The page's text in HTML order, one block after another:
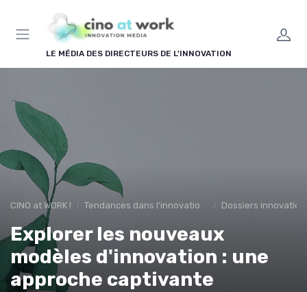
LE MÉDIA DES DIRECTEURS DE L'INNOVATION
CINO at WORK ! Tendances dans l'innovation en entreprise Dossiers innovation
Explorer les nouveaux
modèles d'innovation : une
approche captivante